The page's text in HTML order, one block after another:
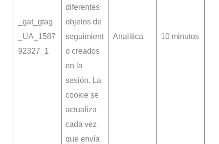
_gat_gtag
_UA_1587
92327_1
diferentes
objetos de
seguimient
o creados
en la
sesión. La
cookie se
actualiza
cada vez
que envía
Analítica 10 minutos